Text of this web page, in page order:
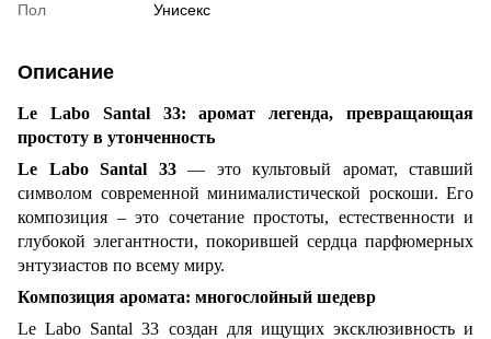
Пол
Унисекс
Описание
Le Labo Santal 33: аромат легенда, превращающая
простоту в утонченность
Le Labo Santal 33 — это культовый аромат, ставший
символом современной минималистической роскоши. Его
композиция – это сочетание простоты, естественности и
глубокой элегантности, покорившей сердца парфюмерных
энтузиастов по всему миру.
Композиция аромата: многослойный шедевр
Le Labo Santal 33 создан для ищущих эксклюзивность и